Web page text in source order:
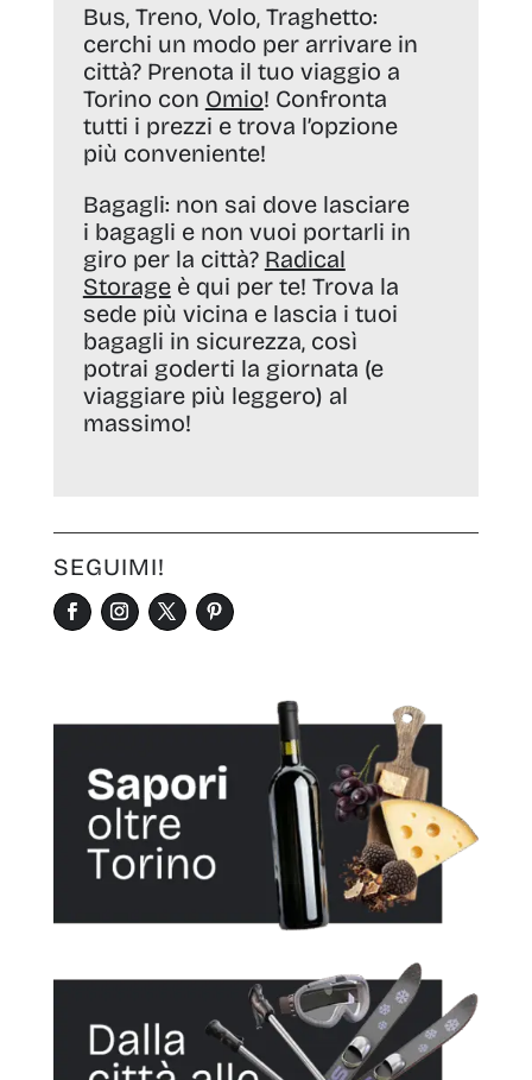
Bus, Treno, Volo, Traghetto:
cerchi un modo per arrivare in
città? Prenota il tuo viaggio a
Torino con Omio! Confronta
tutti i prezzi e trova l’opzione
più conveniente!
Bagagli: non sai dove lasciare
i bagagli e non vuoi portarli in
giro per la città? Radical
Storageè qui per te! Trova la
sede più vicina e lascia i tuoi
bagagli in sicurezza, così
potrai goderti la giornata (e
viaggiare più leggero) al
massimo!
SEGUIMI!